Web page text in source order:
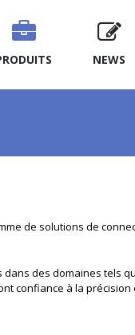
NEWS
de solutions de
des domaines tels
confiance à la précision